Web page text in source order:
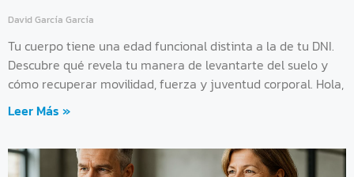
David García García
Tu cuerpo tiene una edad funcional distinta a la de tu DNI.
Descubre qué revela tu manera de levantarte del suelo y
cómo recuperar movilidad, fuerza y juventud corporal. Hola,
Leer Más »